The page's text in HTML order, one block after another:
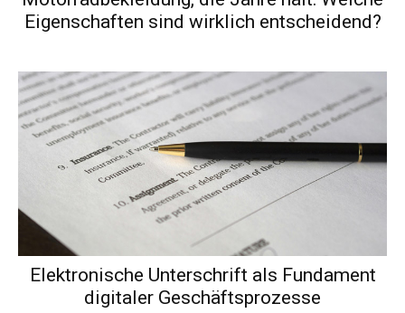
Eigenschaften sind wirklich entscheidend?
Elektronische Unterschrift als Fundament
digitaler Geschäftsprozesse